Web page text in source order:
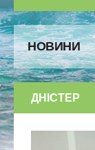
НОВИНИ
ДНІСТЕР